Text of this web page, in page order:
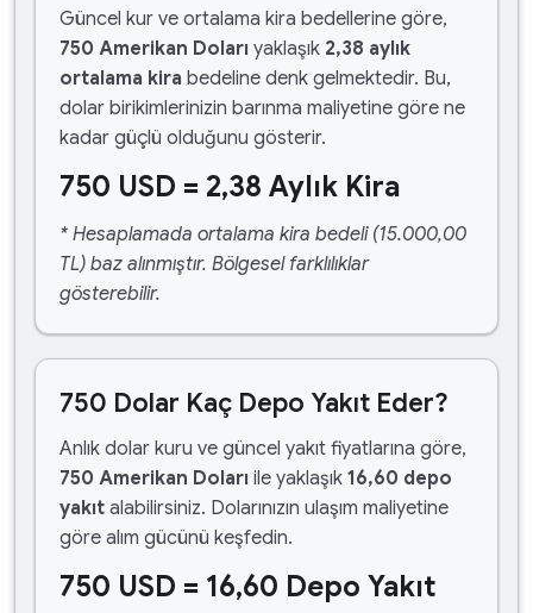
Güncel kur ve ortalama kira bedellerine göre,
750 Amerikan Doları yaklaşık 2,38 aylık
ortalama kira bedeline denk gelmektedir. Bu,
dolar birikimlerinizin barınma maliyetine göre ne
kadar güçlü olduğunu gösterir.
750 USD = 2,38 Aylık Kira
* Hesaplamada ortalama kira bedeli (15.000,00
TL) baz alınmıştır. Bölgesel farklılıklar
gösterebilir.
750 Dolar Kaç Depo Yakıt Eder?
Anlık dolar kuru ve güncel yakıt fiyatlarına göre,
750 Amerikan Doları ile yaklaşık 16,60 depo
yakıt alabilirsiniz. Dolarınızın ulaşım maliyetine
göre alım gücünü keşfedin.
750 USD = 16,60 Depo Yakıt